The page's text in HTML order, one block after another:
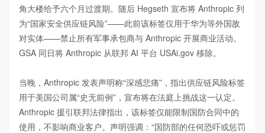
角大楼给予六个月过渡期。随后 Hegseth 宣布将 Anthropic 列
为“国家安全供应链风险”——此前该标签仅用于华为等外国敌
对实体——禁止所有军事承包商与 Anthropic 开展商业活动。
GSA 同日将 Anthropic 从联邦 AI 平台 USAi.gov 移除。
当晚，Anthropic 发表声明称“深感悲痛”，指出供应链风险标签
用于美国公司属“史无前例”，宣布将在法庭上挑战这一认定。
Anthropic 援引联邦法律指出，该标签仅能限制国防合同中的
使用，不影响商业客户。声明强调：“国防部的任何恐吓或惩罚